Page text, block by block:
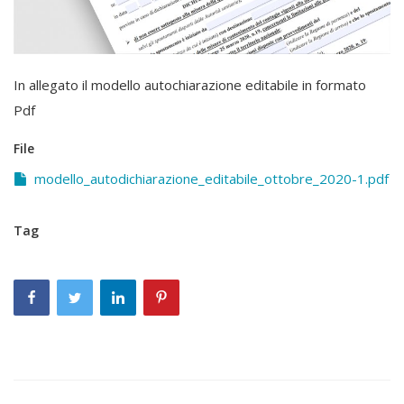
In allegato il modello autochiarazione editabile in formato
Pdf
File
modello_autodichiarazione_editabile_ottobre_2020-1.pdf
Tag